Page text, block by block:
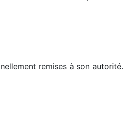
remises à son autorité.